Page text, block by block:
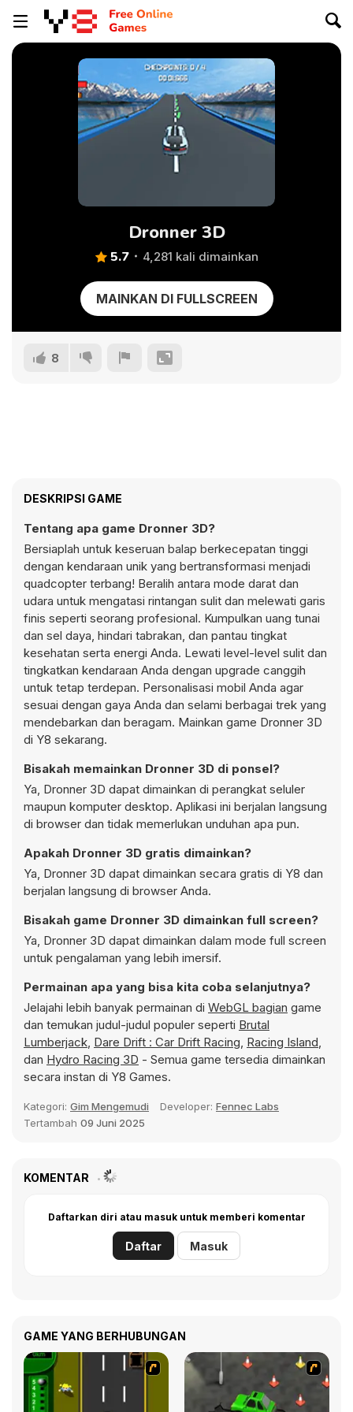
Dronner 3D
5.7 4,281 kali dimainkan
MAINKAN DI FULLSCREEN
8
DESKRIPSI GAME
Tentang apa game Dronner 3D?
Bersiaplah untuk keseruan balap berkecepatan tinggi
dengan kendaraan unik yang bertransformasi menjadi
quadcopter terbang! Beralih antara mode darat dan
udara untuk mengatasi rintangan sulit dan melewati garis
finis seperti seorang profesional. Kumpulkan uang tunai
dan sel daya, hindari tabrakan, dan pantau tingkat
kesehatan serta energi Anda. Lewati level-level sulit dan
tingkatkan kendaraan Anda dengan upgrade canggih
untuk tetap terdepan. Personalisasi mobil Anda agar
sesuai dengan gaya Anda dan selami berbagai trek yang
mendebarkan dan beragam. Mainkan game Dronner 3D
di Y8 sekarang.
Bisakah memainkan Dronner 3D di ponsel?
Ya, Dronner 3D dapat dimainkan di perangkat seluler
maupun komputer desktop. Aplikasi ini berjalan langsung
di browser dan tidak memerlukan unduhan apa pun.
Apakah Dronner 3D gratis dimainkan?
Ya, Dronner 3D dapat dimainkan secara gratis di Y8 dan
berjalan langsung di browser Anda.
Bisakah game Dronner 3D dimainkan full screen?
Ya, Dronner 3D dapat dimainkan dalam mode full screen
untuk pengalaman yang lebih imersif.
Permainan apa yang bisa kita coba selanjutnya?
Jelajahi lebih banyak permainan di WebGL bagian game
dan temukan judul-judul populer seperti Brutal
Lumberjack, Dare Drift : Car Drift Racing, Racing Island,
dan Hydro Racing 3D - Semua game tersedia dimainkan
secara instan di Y8 Games.
Kategori: Gim Mengemudi Developer: Fennec Labs
Tertambah 09 Juni 2025
KOMENTAR
Daftarkan diri atau masuk untuk memberi komentar
Daftar Masuk
GAME YANG BERHUBUNGAN